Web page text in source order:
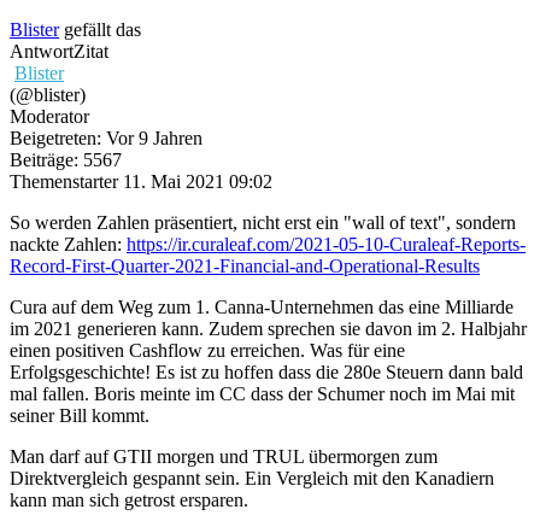
Blistergefällt das
AntwortZitat
Blister
(@blister)
Moderator
Beigetreten: Vor 9 Jahren
Beiträge: 5567
Themenstarter 11. Mai 2021 09:02
So werden Zahlen präsentiert, nicht erst ein "wall of text", sondern
nackte Zahlen: https://ir.curaleaf.com/2021-05-10-Curaleaf-Reports-
Record-First-Quarter-2021-Financial-and-Operational-Results
Cura auf dem Weg zum 1. Canna-Unternehmen das eine Milliarde
im 2021 generieren kann. Zudem sprechen sie davon im 2. Halbjahr
einen positiven Cashflow zu erreichen. Was für eine
Erfolgsgeschichte! Es ist zu hoffen dass die 280e Steuern dann bald
mal fallen. Boris meinte im CC dass der Schumer noch im Mai mit
seiner Bill kommt.
Man darf auf GTII morgen und TRUL übermorgen zum
Direktvergleich gespannt sein. Ein Vergleich mit den Kanadiern
kann man sich getrost ersparen.